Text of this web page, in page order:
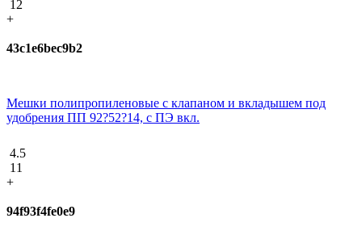
12
+
43c1e6bec9b2
Мешки полипропиленовые с клапаном и вкладышем под
удобрения ПП 92?52?14, с ПЭ вкл.
4.5
11
+
94f93f4fe0e9